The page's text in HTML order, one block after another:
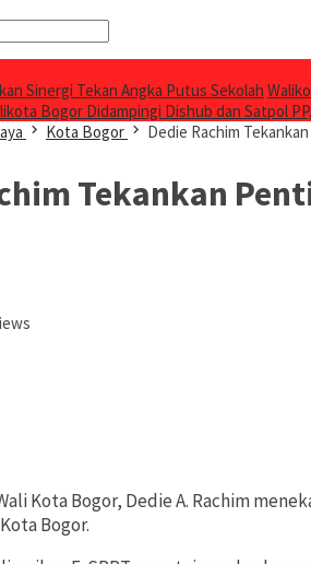
Sinergi Tekan Angka Putus Sekolah
Bogor Didampingi Dishub dan Satpol
Kota Bogor Dedie Rachim
Tekankan
Kota Bogor, Dedie A. Rachim
Bogor.